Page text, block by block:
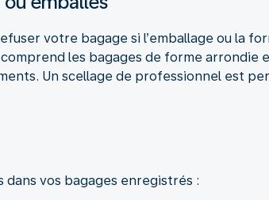
votre bagage si l’emballage ou la
les bagages de forme arrondie
Un scellage de professionnel est
vos bagages enregistrés :